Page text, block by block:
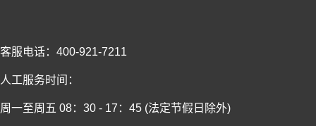
客服电话：400-921-7211
人工服务时间：
周一至周五 08：30 - 17：45 (法定节假日除外)